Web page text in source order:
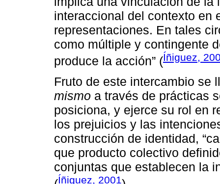
interaccional del contexto en
representaciones. En tales
como múltiple y contingente
produce la acción” (Íñiguez,
Fruto de este intercambio
mismo a través de prácticas
posiciona, y ejerce su rol en
los prejuicios y las
construcción de identidad,
que producto colectivo
conjuntas que establecen la
Íñiguez, 2001